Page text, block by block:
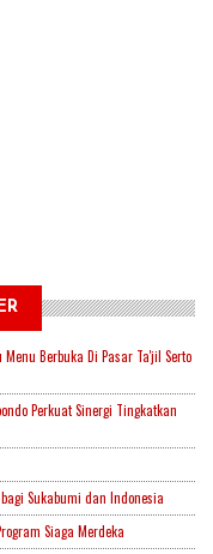
Berbuka Di Pasar Ta'jil Serto
Perkuat Sinergi Tingkatkan
Sukabumi dan Indonesia
Siaga Merdeka